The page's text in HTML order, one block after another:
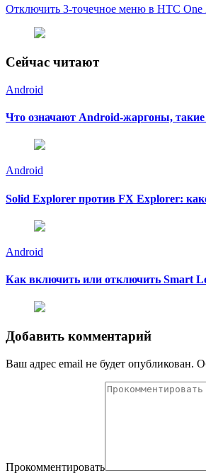
Отключить 3-точечное меню в HTC One
Сейчас читают
Android
Что означают Android-жаргоны,
Android
Solid Explorer против FX Explorer:
Android
Как включить или отключить Smart
Добавить комментарий
Ваш адрес email не будет опубликован.
Прокомментировать